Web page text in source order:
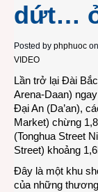
dứt…
Posted by phphuoc
VIDEO
Lần trở lại Đài
Arena-Daan)
Đại An (Da’an),
Market) chừng
(Tonghua Street
Street) khoảng
Đây là một khu
của những